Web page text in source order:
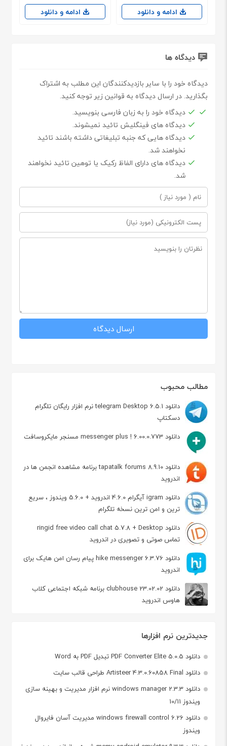
مطالب محبوب
دانلود telegram Desktop 6.5.1 نرم افزار رایگان تلگرام
دسکتاپ
دانلود messenger plus ! 6.00.0.773 مسنجر مایکروسافت
دانلود tapatalk forums 8.9.10 برنامه مشاهده انجمن ها در
اندروید
دانلود igram آیگرام 4.6.0 اندروید + 5.6.0 ویندوز ، سریع
ترین و امن ترین نسخه تلگرام
دانلود ringid free video call chat 5.7.8 + Desktop
تماس صوتی و تصویری در اندروید
دانلود hike messenger 6.3.76 پیام‌ رسان‌ امن هایک برای
اندروید
دانلود clubhouse 23.02.02 برنامه شبکه اجتماعی کلاب
هاوس اندروید
جدیدترین نرم افزارها
دانلود PDF Converter Elite 5.0.5 تبدیل PDF به Word
دانلود Artisteer 4.3.0.60858 Final طراحی قالب سایت
دانلود windows manager 2.3.3 نرم افزار مدیریت و بهینه سازی
ویندوز 10/11
دانلود windows firewall control 6.26 مدیریت آسان فایروال
ویندوز
ادامه و دانلود ادامه و دانلود
دیدگاه ها
دیدگاه خود را با سایر بازدیدکنندگان این مطلب به اشتراک
بگذارید. در ارسال دیدگاه به قوانین زیر توجه کنید.
دیدگاه خود را به زبان فارسی بنویسید.
دیدگاه های فینگلیش تائید نمیشوند.
دیدگاه هایی که جنبه تبلیغاتی داشته باشند تائید
نخواهند شد.
دیدگاه های دارای الفاظ رکیک یا توهین تائید نخواهند
شد.